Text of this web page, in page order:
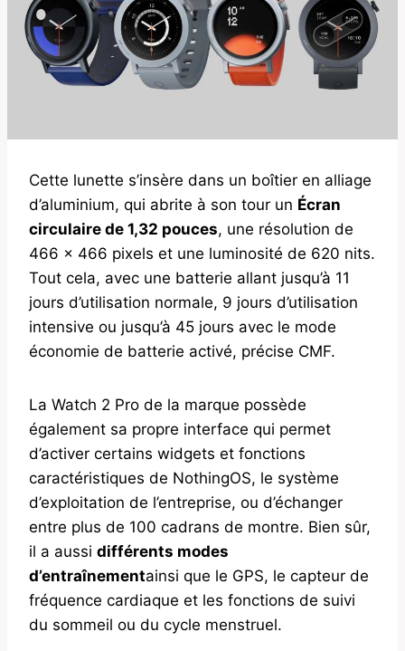
Cette lunette s’insère dans un boîtier en alliage
d’aluminium, qui abrite à son tour un Écran
circulaire de 1,32 pouces, une résolution de
466 x 466 pixels et une luminosité de 620 nits.
Tout cela, avec une batterie allant jusqu’à 11
jours d’utilisation normale, 9 jours d’utilisation
intensive ou jusqu’à 45 jours avec le mode
économie de batterie activé, précise CMF.
La Watch 2 Pro de la marque possède
également sa propre interface qui permet
d’activer certains widgets et fonctions
caractéristiques de NothingOS, le système
d’exploitation de l’entreprise, ou d’échanger
entre plus de 100 cadrans de montre. Bien sûr,
il a aussi différents modes
d’entraînementainsi que le GPS, le capteur de
fréquence cardiaque et les fonctions de suivi
du sommeil ou du cycle menstruel.